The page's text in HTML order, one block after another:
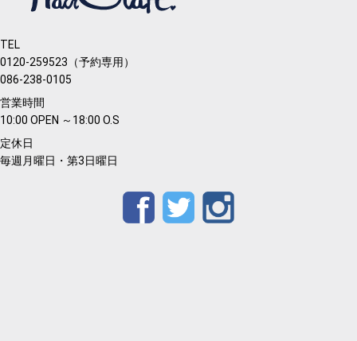
TEL
0120-259523（予約専用）
086-238-0105
営業時間
10:00 OPEN ～18:00 O.S
定休日
毎週月曜日・第3日曜日
FacebookTwitter